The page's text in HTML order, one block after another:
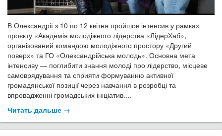
В Олександрії з 10 по 12 квітня пройшов інтенсив у рамках
проєкту «Академія молодіжного лідерства «ЛідерХаб»,
організований командою молодіжного простору «Другий
поверх» та ГО «Олександрійська молодь». Основна мета
інтенсиву — поглибити знання молоді про лідерство, місцеве
самоврядування та сприяти формуванню активної
громадянської позиції через навчання в розробці та
впровадженні громадських ініціатив....
Читать дальше →